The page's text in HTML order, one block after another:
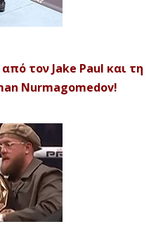
τον Jake Paul και τη
Nurmagomedov!